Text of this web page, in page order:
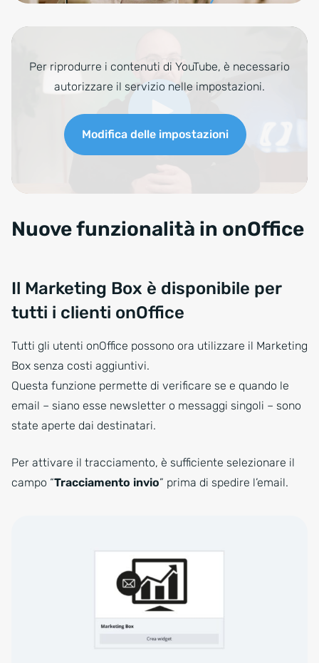
Per riprodurre i contenuti di YouTube, è necessario
autorizzare il servizio nelle impostazioni.
Modifica delle impostazioni
Nuove funzionalità in onOffice
Il Marketing Box è disponibile per
tutti i clienti onOffice
Tutti gli utenti onOffice possono ora utilizzare il Marketing
Box senza costi aggiuntivi.
Questa funzione permette di verificare se e quando le
email – siano esse newsletter o messaggi singoli – sono
state aperte dai destinatari.
Per attivare il tracciamento, è sufficiente selezionare il
campo “Tracciamento invio” prima di spedire l’email.